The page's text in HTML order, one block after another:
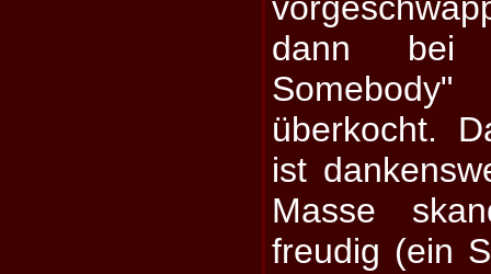
dann
überkocht.
ist
Masse
freudig (ein